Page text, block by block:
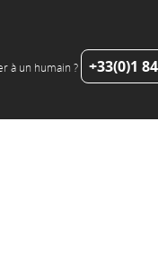
à un humain ? +33(0)1